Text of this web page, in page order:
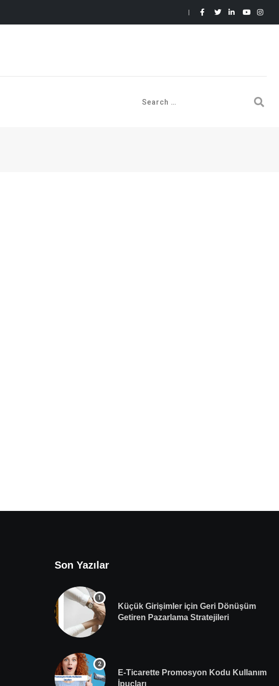
Son Yazılar
Küçük Girişimler için Geri Dönüşüm
Getiren Pazarlama Stratejileri
E-Ticarette Promosyon Kodu Kullanım
İpuçları